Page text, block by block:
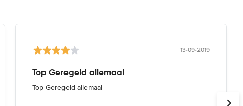
13-09-2019
Top Geregeld allemaal
Top Geregeld allemaal